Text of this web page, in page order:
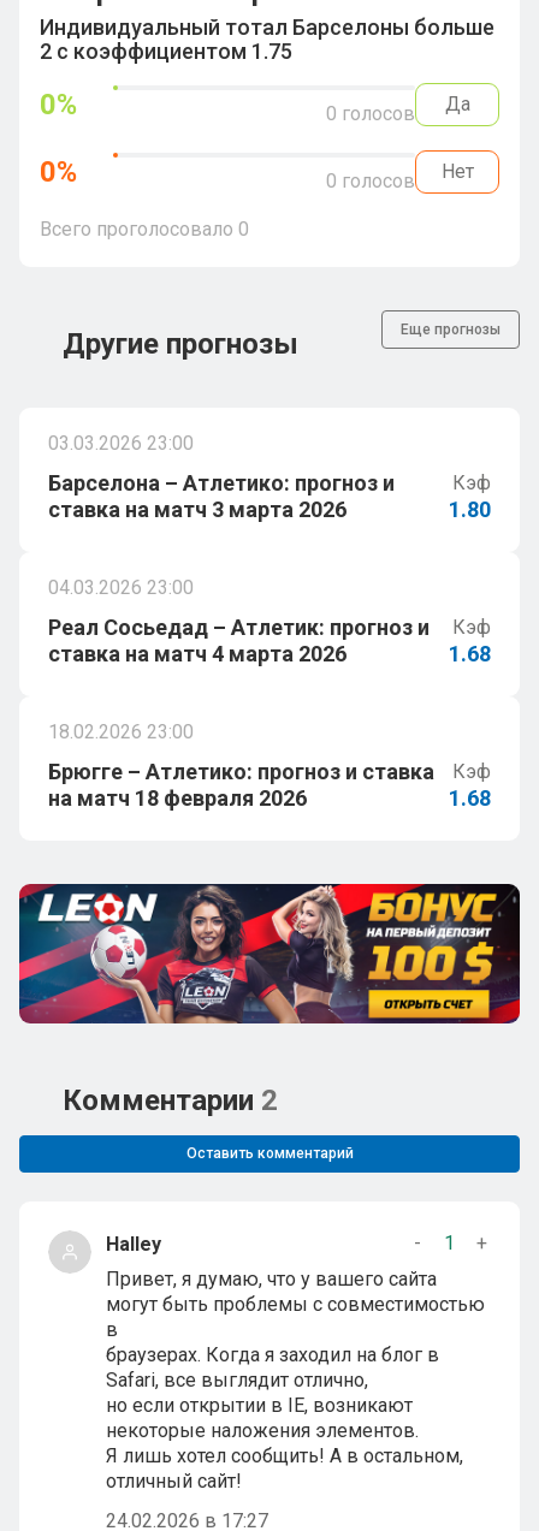
Индивидуальный тотал Барселоны больше
2 с коэффициентом 1.75
0% 0 голосов Да
0% 0 голосов Нет
Всего проголосовало 0
Другие прогнозы Еще прогнозы
03.03.2026 23:00
Барселона – Атлетико: прогноз и
ставка на матч 3 марта 2026
Кэф
1.80
04.03.2026 23:00
Реал Сосьедад – Атлетик: прогноз и
ставка на матч 4 марта 2026
Кэф
1.68
18.02.2026 23:00
Брюгге – Атлетико: прогноз и ставка
на матч 18 февраля 2026
Кэф
1.68
Комментарии 2
Оставить комментарий
Halley - 1
+
Привет, я думаю, что у вашего сайта
могут быть проблемы с совместимостью
в
браузерах. Когда я заходил на блог в
Safari, все выглядит отлично,
но если открытии в IE, возникают
некоторые наложения элементов.
Я лишь хотел сообщить! А в остальном,
отличный сайт!
24.02.2026 в 17:27